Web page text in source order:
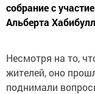
собрание с
Альберта
Несмотря на то,
жителей, оно
поднимали